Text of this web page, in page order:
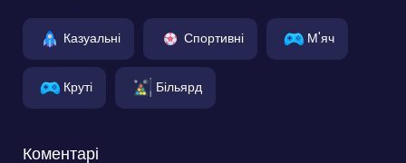
Казуальні Спортивні М'яч
Круті Більярд
Коментарі